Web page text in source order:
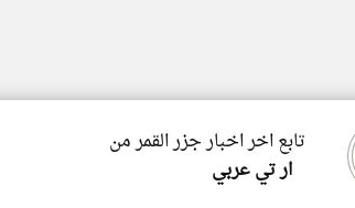
تابع اخر اخبار جزر القمر من
ار تي عربي